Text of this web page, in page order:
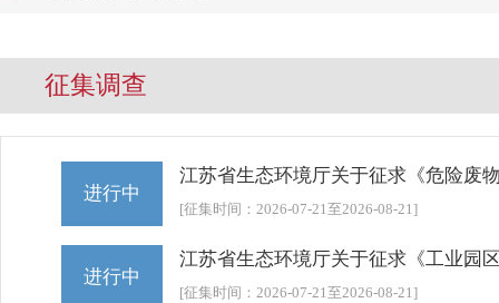
征集调查
进行中
江苏省生态环境厅关于征求《危险废
[征集时间：2026-07-21至2026-08-21]
进行中
江苏省生态环境厅关于征求《工业园
[征集时间：2026-07-21至2026-08-21]